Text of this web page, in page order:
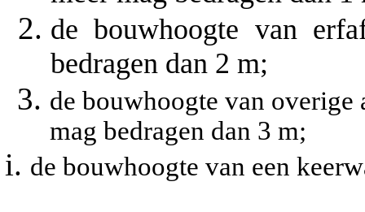
de bouwhoogte van
bedragen dan 2 m;
de bouwhoogte van overige
mag bedragen dan 3 m;
de bouwhoogte van een